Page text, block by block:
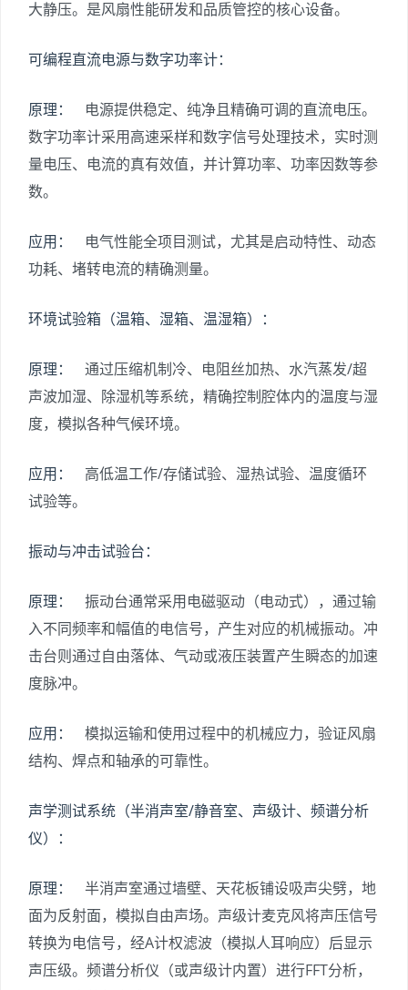
大静压。是风扇性能研发和品质管控的核心设备。
可编程直流电源与数字功率计：
原理：
电源提供稳定、纯净且精确可调的直流电压。
数字功率计采用高速采样和数字信号处理技术，实时测
量电压、电流的真有效值，并计算功率、功率因数等参
数。
应用：
电气性能全项目测试，尤其是启动特性、动态
功耗、堵转电流的精确测量。
环境试验箱（温箱、湿箱、温湿箱）：
原理：
通过压缩机制冷、电阻丝加热、水汽蒸发/超
声波加湿、除湿机等系统，精确控制腔体内的温度与湿
度，模拟各种气候环境。
应用：
高低温工作/存储试验、湿热试验、温度循环
试验等。
振动与冲击试验台：
原理：
振动台通常采用电磁驱动（电动式），通过输
入不同频率和幅值的电信号，产生对应的机械振动。冲
击台则通过自由落体、气动或液压装置产生瞬态的加速
度脉冲。
应用：
模拟运输和使用过程中的机械应力，验证风扇
结构、焊点和轴承的可靠性。
声学测试系统（半消声室/静音室、声级计、频谱分析
仪）：
原理：
半消声室通过墙壁、天花板铺设吸声尖劈，地
面为反射面，模拟自由声场。声级计麦克风将声压信号
转换为电信号，经A计权滤波（模拟人耳响应）后显示
声压级。频谱分析仪（或声级计内置）进行FFT分析，